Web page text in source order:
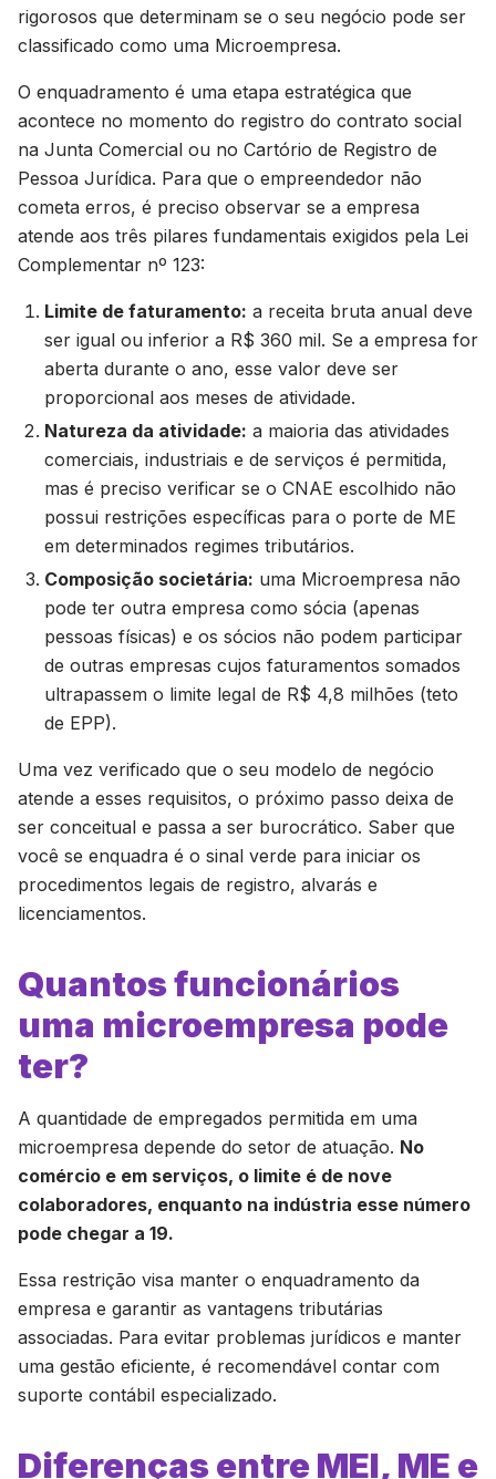
rigorosos que determinam se o seu negócio pode ser
classificado como uma Microempresa.
O enquadramento é uma etapa estratégica que
acontece no momento do registro do contrato social
na Junta Comercial ou no Cartório de Registro de
Pessoa Jurídica. Para que o empreendedor não
cometa erros, é preciso observar se a empresa
atende aos três pilares fundamentais exigidos pela Lei
Complementar nº 123:
Limite de faturamento: a receita bruta anual deve
ser igual ou inferior a R$ 360 mil. Se a empresa for
aberta durante o ano, esse valor deve ser
proporcional aos meses de atividade.
Natureza da atividade: a maioria das atividades
comerciais, industriais e de serviços é permitida,
mas é preciso verificar se o CNAE escolhido não
possui restrições específicas para o porte de ME
em determinados regimes tributários.
Composição societária: uma Microempresa não
pode ter outra empresa como sócia (apenas
pessoas físicas) e os sócios não podem participar
de outras empresas cujos faturamentos somados
ultrapassem o limite legal de R$ 4,8 milhões (teto
de EPP).
Uma vez verificado que o seu modelo de negócio
atende a esses requisitos, o próximo passo deixa de
ser conceitual e passa a ser burocrático. Saber que
você se enquadra é o sinal verde para iniciar os
procedimentos legais de registro, alvarás e
licenciamentos.
Quantos funcionários
uma microempresa pode
ter?
A quantidade de empregados permitida em uma
microempresa depende do setor de atuação. No
comércio e em serviços, o limite é de nove
colaboradores, enquanto na indústria esse número
pode chegar a 19.
Essa restrição visa manter o enquadramento da
empresa e garantir as vantagens tributárias
associadas. Para evitar problemas jurídicos e manter
uma gestão eficiente, é recomendável contar com
suporte contábil especializado.
Diferenças entre MEI, ME e